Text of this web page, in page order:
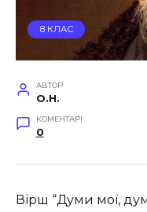
8 КЛАС
АВТОР
O.H.
КОМЕНТАРІ
0
Вірш “Думи мої,